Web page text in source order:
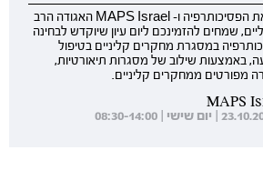
מכון מפרשים לחקר והוראת הפסיכותרפיה ו- MAPS Israel האגודה הרב
שמחים להזמינכם ליום עיון שיוקדש לבחינה
במסגרת מחקרים קליניים בטיפול
באמצעות שילוב של מסגרות תיאורטיות,
מפורטים ממחקרים קליניים.